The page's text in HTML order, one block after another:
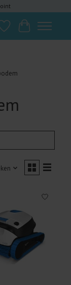
VerlanglijstWinkelwagen